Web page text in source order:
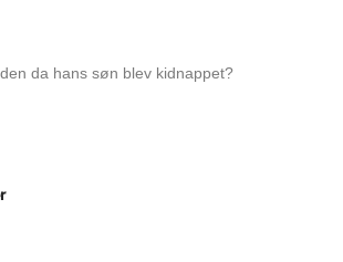
da hans søn blev kidnappet?